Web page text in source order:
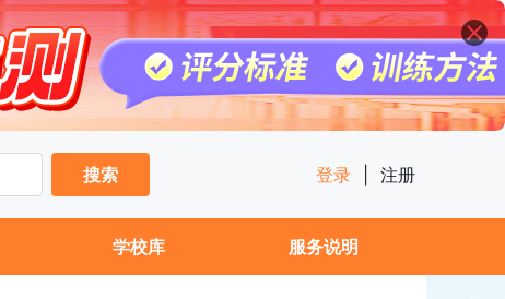
搜索
登录 注册
学校库 服务说明